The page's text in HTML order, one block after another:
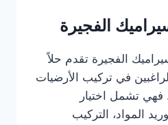
الفجيرة
الفجيرة تقدم حلاً
في تركيب الأرضيات
فهي تشمل اختيار
المواد، التركيب